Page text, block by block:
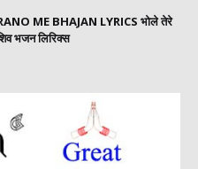
ME BHAJAN LYRICS भोले तेरे
भजन लिरिक्स